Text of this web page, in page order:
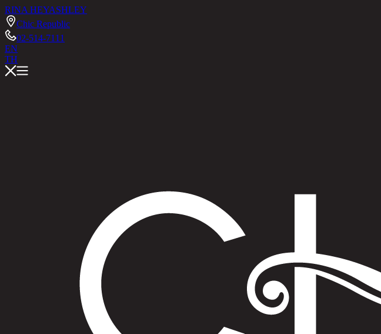
RINA HEYASHLEY
Chic Republic
02-514-7111
EN
TH